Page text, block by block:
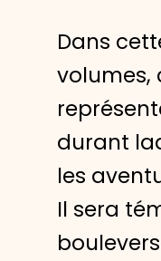
Dans
volumes,
durant
les
Il sera